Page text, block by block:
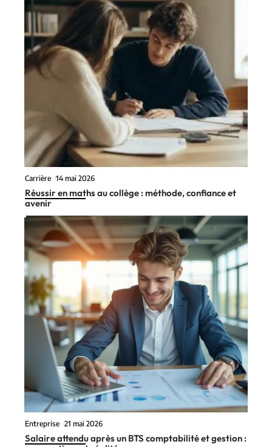
Carrière 14 mai 2026
Réussir en maths au collège : méthode, confiance et
avenir
Entreprise 21 mai 2026
Salaire attendu après un BTS comptabilité et gestion :